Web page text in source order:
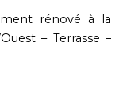
rénové à la
– Terrasse –